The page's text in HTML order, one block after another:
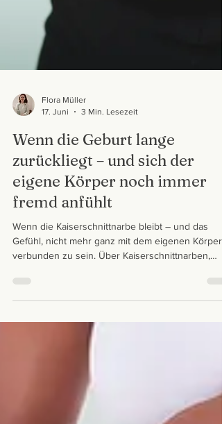
Wenn die Geburt lange
zurückliegt – und sich der
eigene Körper noch immer
fremd anfühlt
Wenn die Kaiserschnittnarbe bleibt – und das
Gefühl, nicht mehr ganz mit dem eigenen Körper
Stabilität, Körpervertrauen und Wohlbefinden